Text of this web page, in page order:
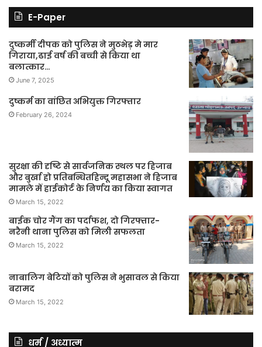
E-Paper
दुष्कर्मी दीपक को पुलिस ने मुठभेड़ मे मार
गिराया,ढाई वर्ष की बच्ची से किया था
बलात्कार…
June 7, 2025
दुष्कर्म का वांछित अभियुक्त गिरफ्तार
February 26, 2024
सुरक्षा की दृष्टि से सार्वजनिक स्थल पर हिजाब
और बुर्खा हो प्रतिबन्धितहिन्दू महासभा ने हिजाब
मामले में हाईकोर्ट के निर्णय का किया स्वागत
March 15, 2022
बाईक चोर गैंग का पर्दाफश, दो गिरफ्तार-
नरैनी थाना पुलिस को मिली सफलता
March 15, 2022
नाबालिग बेटियों को पुलिस ने भुसावल से किया
बरामद
March 15, 2022
धर्म / अध्यात्म